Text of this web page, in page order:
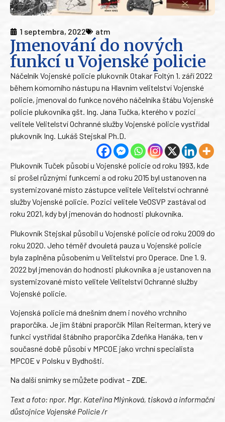
1 septembra, 2022 atm
Jmenování do nových
funkcí u Vojenské policie
Náčelník Vojenské policie plukovník Otakar Foltýn 1. září 2022
během komorního nástupu na Hlavním velitelství Vojenské
policie, jmenoval do funkce nového náčelníka štábu Vojenské
policie plukovníka gšt. Ing. Jana Tučka, kterého v pozici
velitele Velitelství Ochranné služby Vojenské policie vystřídal
plukovník Ing. Lukáš Stejskal Ph.D.
Plukovník Tuček působí u Vojenské policie od roku 1993, kde
si prošel různými funkcemi a od roku 2015 byl ustanoven na
systemizované místo zástupce velitele Velitelství ochranné
služby Vojenské policie. Pozici velitele VeOSVP zastával od
roku 2021, kdy byl jmenován do hodnosti plukovníka.
Plukovník Stejskal působil u Vojenské policie od roku 2009 do
roku 2020. Jeho téměř dvouletá pauza u Vojenské policie
byla zaplněna působením u Velitelství pro Operace. Dne 1. 9.
2022 byl jmenován do hodnosti plukovníka a je ustanoven na
systemizované místo velitele Velitelství Ochranné služby
Vojenské policie.
Vojenská policie má dnešním dnem i nového vrchního
praporčíka. Je jím štábní praporčík Milan Reiterman, který ve
funkci vystřídal štábního praporčíka Zdeňka Hanáka, ten v
současné době působí v MPCOE jako vrchní specialista
MPCOE v Polsku v Bydhošti.
Na další snímky se můžete podívat – ZDE.
Text a foto: npor. Mgr. Kateřina Mlýnková, tisková a informační
důstojnice Vojenské Policie /r